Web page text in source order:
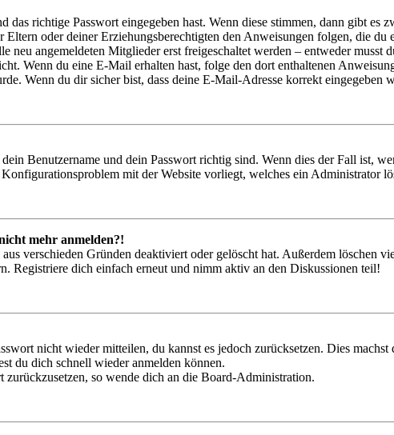
das richtige Passwort eingegeben hast. Wenn diese stimmen, dann gibt es
Eltern oder deiner Erziehungsberechtigten den Anweisungen folgen, die
neu angemeldeten Mitglieder erst freigeschaltet werden – entweder musst
Wenn du eine E-Mail erhalten hast, folge den dort enthaltenen
Wenn du dir sicher bist, dass deine E-Mail-Adresse korrekt eingegeben
Benutzername und dein Passwort richtig sind. Wenn dies der Fall ist,
mit der Website vorliegt, welches ein Administrator
mehr anmelden?!
verschieden Gründen deaktiviert oder gelöscht hat. Außerdem löschen
Registriere dich einfach erneut und nimm aktiv an den Diskussionen teil!
nicht wieder mitteilen, du kannst es jedoch zurücksetzen. Dies
du dich schnell wieder anmelden können.
so wende dich an die Board-Administration.